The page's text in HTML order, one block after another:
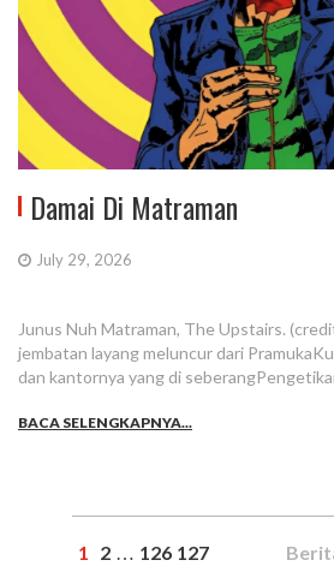
Damai Di Matraman
July 29, 2026
Junus Nuh Matraman, The Upstairs.
jembatan layang meluncur dari
dan kantornya yang di
BACA SELENGKAPNYA...
1 2 … 126 127